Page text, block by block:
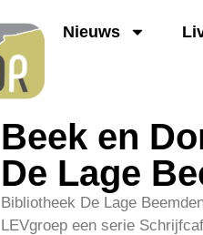
Nieuws
Beek en
De Lage
Bibliotheek De Lage
LEVgroep een serie